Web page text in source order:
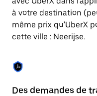
Échap
pour
fermer
le
à votre destination
même prix qu'UberX
cette ville : Neerijse.
Des demandes de